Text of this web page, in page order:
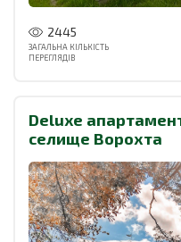
2445
ЗАГАЛЬНА КІЛЬКІСТЬ
ПЕРЕГЛЯДІВ
Deluxe
селище Ворохта